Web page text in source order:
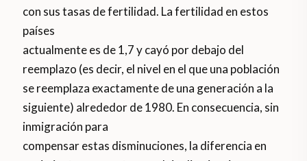
con sus tasas de fertilidad. La fertilidad en estos
países
actualmente es de 1,7 y cayó por debajo del
reemplazo (es decir, el nivel en el que una población
se reemplaza exactamente de una generación a la
siguiente) alrededor de 1980. En consecuencia, sin
inmigración para
compensar estas disminuciones, la diferencia en